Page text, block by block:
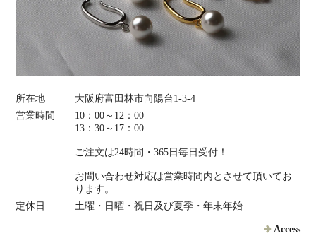
所在地
大阪府富田林市向陽台1-3-4
営業時間
10：00～12：00
13：30～17：00
ご注文は24時間・365日毎日受付！
お問い合わせ対応は営業時間内とさせて頂いてお
ります。
定休日
土曜・日曜・祝日及び夏季・年末年始
Access